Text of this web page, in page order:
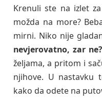
Krenuli ste na izlet
možda na more?
mirni. Niko nije
nevjerovatno, zar ne?
željama, a pritom i
njihove. U nastavku
kako da odete na